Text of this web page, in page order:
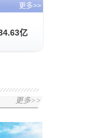
亿
更多>>
更多>>